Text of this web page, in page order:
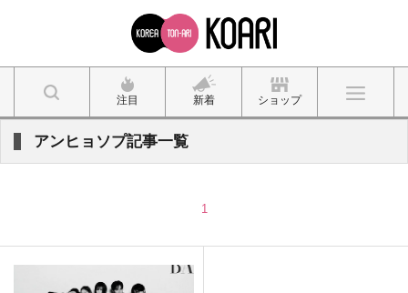
注目 新着 ショップ
アンヒョソプ記事一覧
1